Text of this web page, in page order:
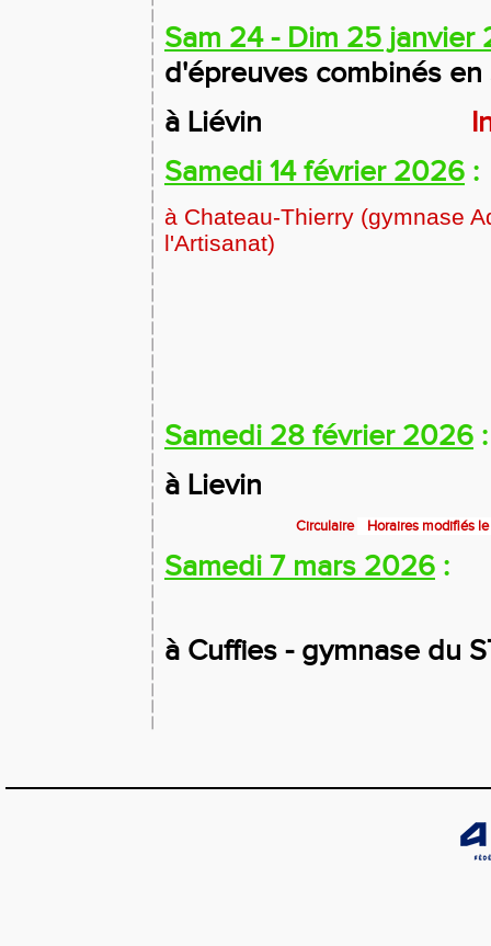
Sam 24 - Dim 25 janvier
d'épreuves combinés
à Liévin
Samedi 14 février 2026 :
à Chateau-Thierry (gymnase
l'Artisanat)
Samedi 28 février 2026
à Lievin
Circulaire Horaires modifiés
Samedi 7 mars 2026 :
à Cuffies - gymnase du